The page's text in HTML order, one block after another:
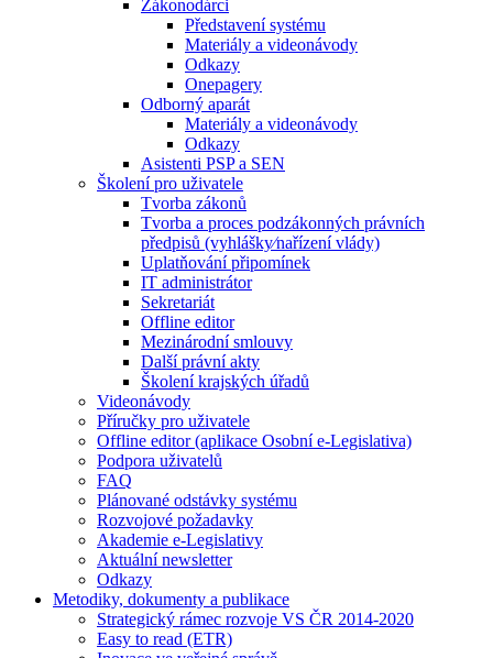
Zákonodárci
Představení systému
Materiály a videonávody
Odkazy
Onepagery
Odborný aparát
Materiály a videonávody
Odkazy
Asistenti PSP a SEN
Školení pro uživatele
Tvorba zákonů
Tvorba a proces podzákonných právních
předpisů (vyhlášky⁄nařízení vlády)
Uplatňování připomínek
IT administrátor
Sekretariát
Offline editor
Mezinárodní smlouvy
Další právní akty
Školení krajských úřadů
Videonávody
Příručky pro uživatele
Offline editor (aplikace Osobní e-Legislativa)
Podpora uživatelů
FAQ
Plánované odstávky systému
Rozvojové požadavky
Akademie e-Legislativy
Aktuální newsletter
Odkazy
Metodiky, dokumenty a publikace
Strategický rámec rozvoje VS ČR 2014-2020
Easy to read (ETR)